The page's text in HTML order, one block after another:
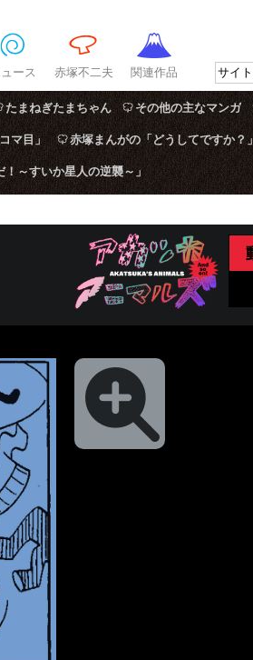
ース 赤塚不二夫 関連作品
たまねぎたまちゃん その他の主なマンガ
マ目」 赤塚まんがの「どうしてですか？
～すいか星人の逆襲～」